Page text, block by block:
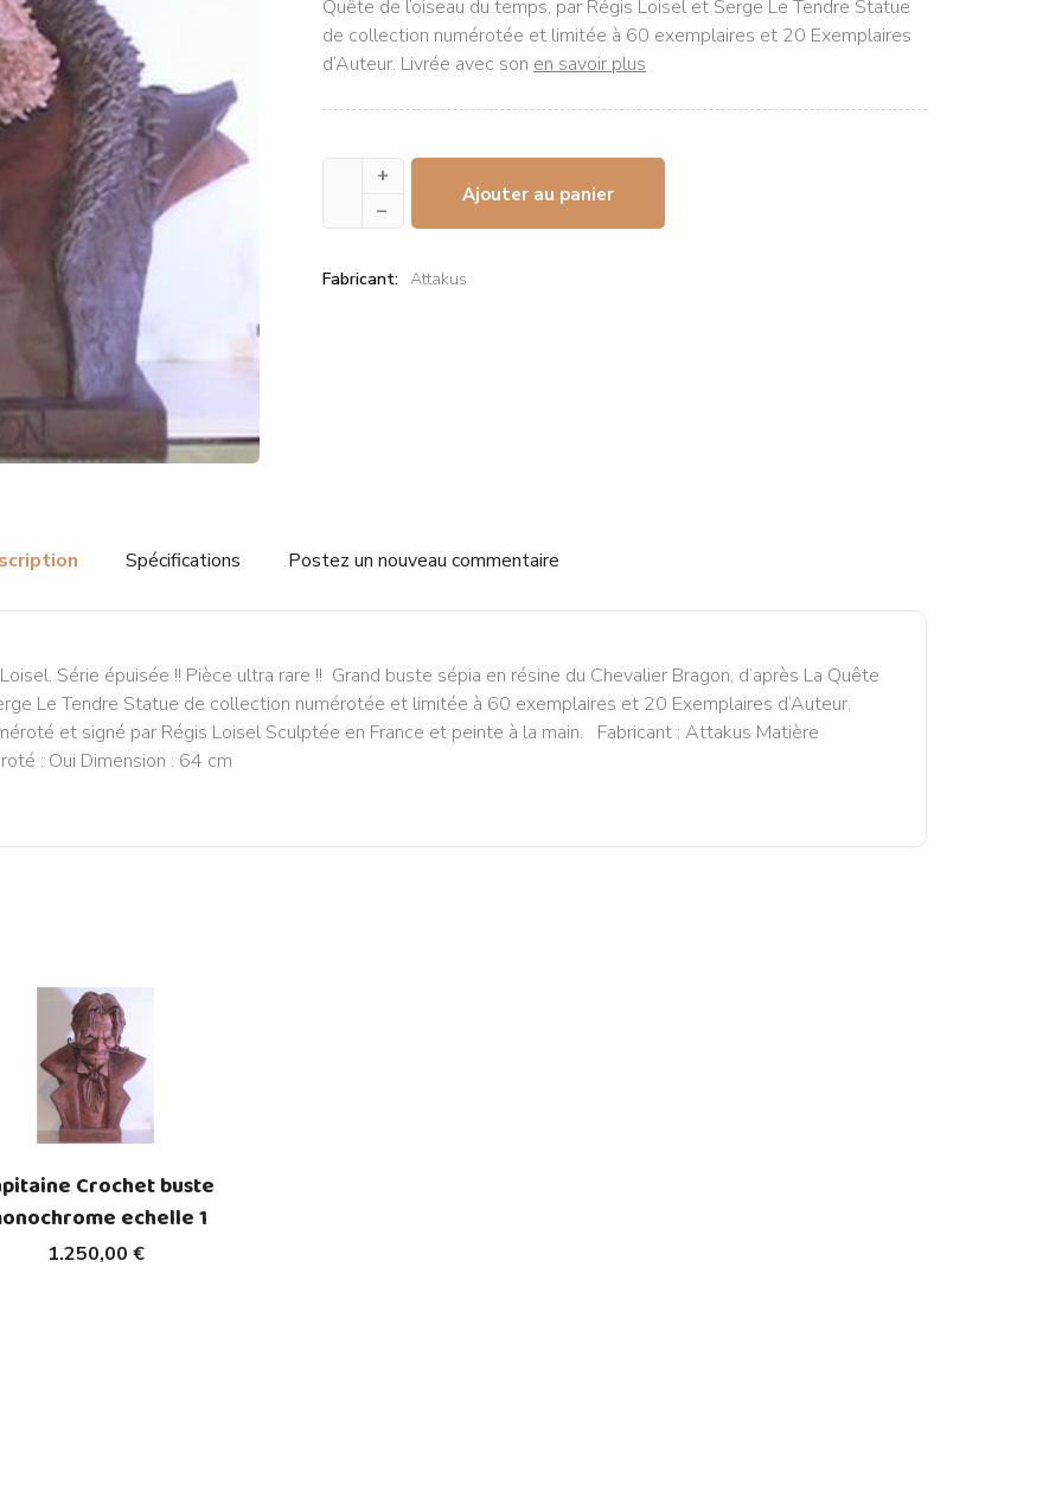
Quête de l’oiseau du temps, par Régis Loisel et Serge Le Tendre Statue
de collection numérotée et limitée à 60 exemplaires et 20 Exemplaires
d’Auteur. Livrée avec son en savoir plus
+
–
Ajouter au panier
Fabricant: Attakus
Spécifications Postez un nouveau commentaire
Série épuisée !! Pièce ultra rare !! Grand buste sépia en résine du Chevalier Bragon, d’après La Quête
Le Tendre Statue de collection numérotée et limitée à 60 exemplaires et 20 Exemplaires d’Auteur.
et signé par Régis Loisel Sculptée en France et peinte à la main. Fabricant : Attakus Matière
: Oui Dimension : 64 cm
1.250,00 €
Crochet buste
echelle 1